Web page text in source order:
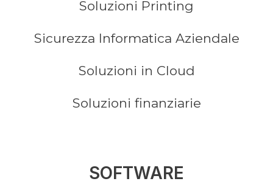
Soluzioni Printing
Sicurezza Informatica Aziendale
Soluzioni in Cloud
Soluzioni finanziarie
SOFTWARE